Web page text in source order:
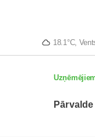
18.1°C,
Pārvalde